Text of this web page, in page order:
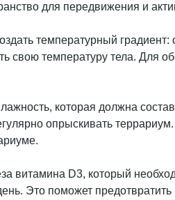
для передвижения и
температурный градиент:
свою температуру тела. Для
которая должна
опрыскивать
витамина D3, который
Это поможет